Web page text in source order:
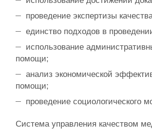
проведение экспертизы
единство подходов в
использование
помощи;
анализ экономической
помощи;
проведение социологического
Система управления качеством